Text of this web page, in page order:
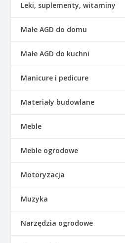
Leki, suplementy, witaminy
Małe AGD do domu
Małe AGD do kuchni
Manicure i pedicure
Materiały budowlane
Meble
Meble ogrodowe
Motoryzacja
Muzyka
Narzędzia ogrodowe